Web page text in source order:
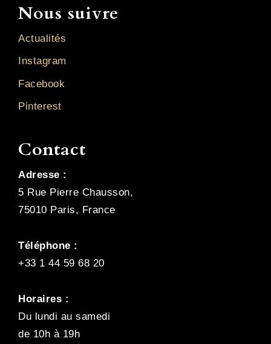
Nous suivre
Actualités
Instagram
Facebook
Pinterest
Contact
Adresse :
5 Rue Pierre Chausson,
75010 Paris, France
Téléphone :
+33 1 44 59 68 20
Horaires :
Du lundi au samedi
de 10h à 19h